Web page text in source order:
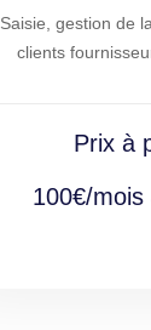
Saisie, gestion de
clients
Prix à
100€/